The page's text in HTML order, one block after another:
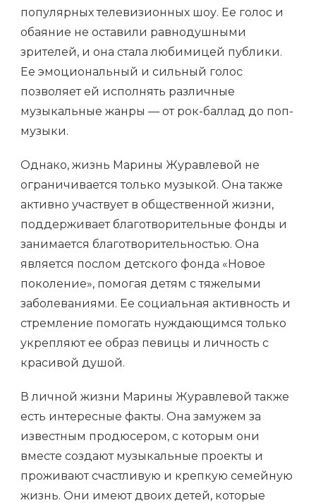
популярных телевизионных шоу. Ее голос и
обаяние не оставили равнодушными
зрителей, и она стала любимицей публики.
Ее эмоциональный и сильный голос
позволяет ей исполнять различные
музыкальные жанры — от рок-баллад до поп-
музыки.
Однако, жизнь Марины Журавлевой не
ограничивается только музыкой. Она также
активно участвует в общественной жизни,
поддерживает благотворительные фонды и
занимается благотворительностью. Она
является послом детского фонда «Новое
поколение», помогая детям с тяжелыми
заболеваниями. Ее социальная активность и
стремление помогать нуждающимся только
укрепляют ее образ певицы и личность с
красивой душой.
В личной жизни Марины Журавлевой также
есть интересные факты. Она замужем за
известным продюсером, с которым они
вместе создают музыкальные проекты и
проживают счастливую и крепкую семейную
жизнь. Они имеют двоих детей, которые